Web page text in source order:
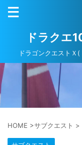
ドラクエ
ドラゴンクエストＸ
HOME >サブクエスト >